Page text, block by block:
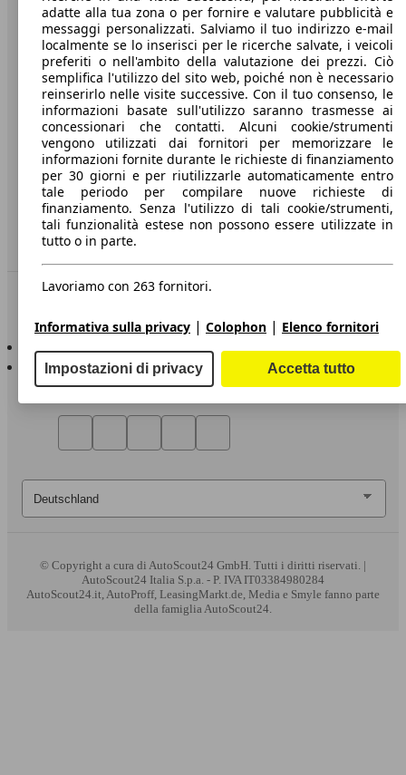
Stampa
Media
Condizioni generali
Informazioni
Privacy
Dichiarazione di Accessibilità
Servizi
Area rivenditori
Sempre con te
AutoScout24 per Android
© Copyright a cura di AutoScout24 GmbH. Tutti i diritti riservati. |
AutoScout24 Italia S.p.a. - P. IVA IT03384980284
AutoScout24.it, AutoProff, LeasingMarkt.de, Media e Smyle fanno parte
della famiglia AutoScout24.
adatte alla tua zona o per fornire e valutare pubblicità e
messaggi personalizzati. Salviamo il tuo indirizzo e-mail
localmente se lo inserisci per le ricerche salvate, i veicoli
preferiti o nell'ambito della valutazione dei prezzi. Ciò
semplifica l'utilizzo del sito web, poiché non è necessario
reinserirlo nelle visite successive. Con il tuo consenso, le
informazioni basate sull'utilizzo saranno trasmesse ai
concessionari che contatti. Alcuni cookie/strumenti
vengono utilizzati dai fornitori per memorizzare le
informazioni fornite durante le richieste di finanziamento
per 30 giorni e per riutilizzarle automaticamente entro
tale periodo per compilare nuove richieste di
finanziamento. Senza l'utilizzo di tali cookie/strumenti,
tali funzionalità estese non possono essere utilizzate in
tutto o in parte.
Lavoriamo con 263 fornitori.
Informativa sulla privacy | Colophon | Elenco fornitori
Impostazioni di privacy Accetta tutto